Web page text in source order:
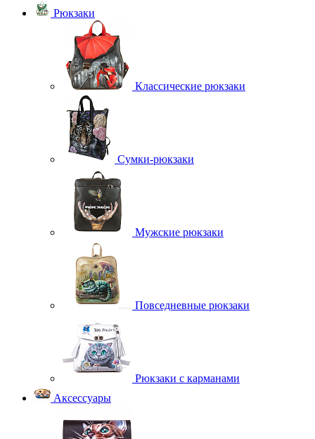
Рюкзаки
Классические рюкзаки
Сумки-рюкзаки
Мужские рюкзаки
Повседневные рюкзаки
Рюкзаки с карманами
Аксессуары